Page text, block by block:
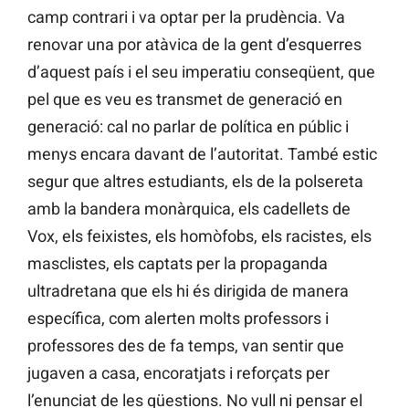
camp contrari i va optar per la prudència. Va
renovar una por atàvica de la gent d’esquerres
d’aquest país i el seu imperatiu conseqüent, que
pel que es veu es transmet de generació en
generació: cal no parlar de política en públic i
menys encara davant de l’autoritat. També estic
segur que altres estudiants, els de la polsereta
amb la bandera monàrquica, els cadellets de
Vox, els feixistes, els homòfobs, els racistes, els
masclistes, els captats per la propaganda
ultradretana que els hi és dirigida de manera
específica, com alerten molts professors i
professores des de fa temps, van sentir que
jugaven a casa, encoratjats i reforçats per
l’enunciat de les qüestions. No vull ni pensar el